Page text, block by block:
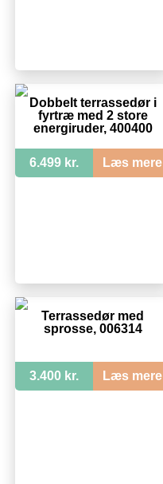
Dobbelt terrassedør i
fyrtræ med 2 store
energiruder, 400400
6.499 kr. Læs mere
Terrassedør med
sprosse, 006314
3.400 kr. Læs mere